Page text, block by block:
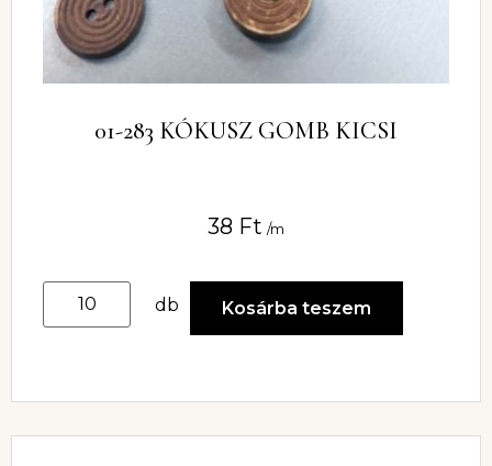
01-283 KÓKUSZ GOMB KICSI
38 Ft /m
db Kosárba teszem